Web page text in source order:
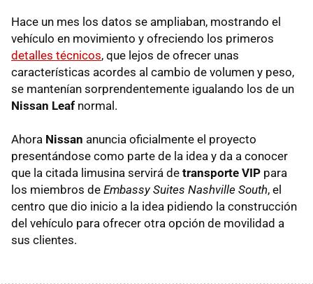
Hace un mes los datos se ampliaban, mostrando el
vehículo en movimiento y ofreciendo los primeros
detalles técnicos, que lejos de ofrecer unas
características acordes al cambio de volumen y peso,
se mantenían sorprendentemente igualando los de un
Nissan Leaf normal.
Ahora Nissan anuncia oficialmente el proyecto
presentándose como parte de la idea y da a conocer
que la citada limusina servirá de transporte VIP para
los miembros de Embassy Suites Nashville South, el
centro que dio inicio a la idea pidiendo la construcción
del vehículo para ofrecer otra opción de movilidad a
sus clientes.